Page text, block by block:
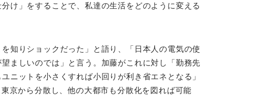
け」をすることで、私達の生活をどのように変える
知りショックだった」と語り、「日本人の電気の使
ましいのでは」と言う。加藤がこれに対し「勤務先
ニットを小さくすれば小回りが利き省エネとなる」
京から分散し、他の大都市も分散化を図れば可能